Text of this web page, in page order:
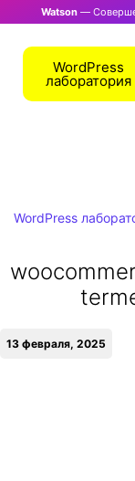
Watson—
WordPress
лаборатория
WordPress
13 февраля, 2025